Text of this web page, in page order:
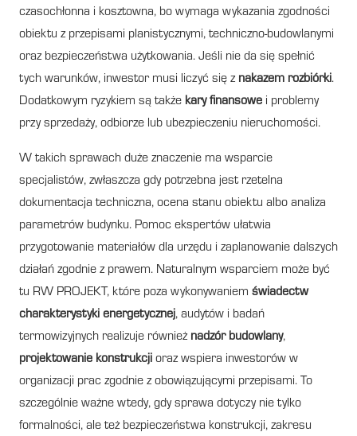
czasochłonna i kosztowna, bo wymaga wykazania zgodności
obiektu z przepisami planistycznymi, techniczno-budowlanymi
oraz bezpieczeństwa użytkowania. Jeśli nie da się spełnić
tych warunków, inwestor musi liczyć się z nakazem rozbiórki.
Dodatkowym ryzykiem są także kary finansowe i problemy
przy sprzedaży, odbiorze lub ubezpieczeniu nieruchomości.
W takich sprawach duże znaczenie ma wsparcie
specjalistów, zwłaszcza gdy potrzebna jest rzetelna
dokumentacja techniczna, ocena stanu obiektu albo analiza
parametrów budynku. Pomoc ekspertów ułatwia
przygotowanie materiałów dla urzędu i zaplanowanie dalszych
działań zgodnie z prawem. Naturalnym wsparciem może być
tu RW PROJEKT, które poza wykonywaniem świadectw
charakterystyki energetycznej, audytów i badań
termowizyjnych realizuje również nadzór budowlany,
projektowanie konstrukcji oraz wspiera inwestorów w
organizacji prac zgodnie z obowiązującymi przepisami. To
szczególnie ważne wtedy, gdy sprawa dotyczy nie tylko
formalności, ale też bezpieczeństwa konstrukcji, zakresu